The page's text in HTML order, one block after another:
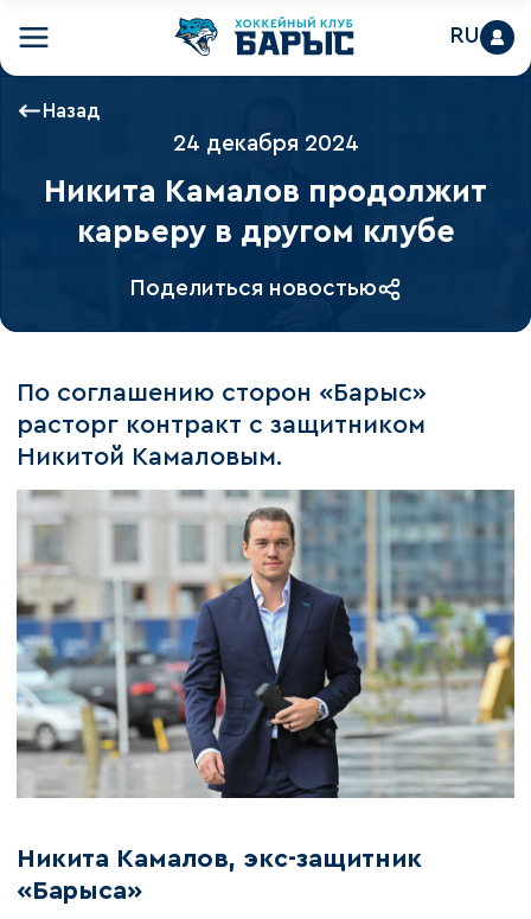
RU
Назад
24 декабря 2024
Никита Камалов продолжит
карьеру в другом клубе
Поделиться новостью
По соглашению сторон «Барыс»
расторг контракт с защитником
Никитой Камаловым.
Никита Камалов, экс-защитник
«Барыса»